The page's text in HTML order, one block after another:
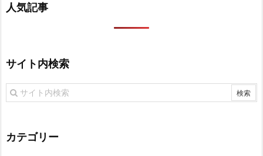
人気記事
サイト内検索
カテゴリー